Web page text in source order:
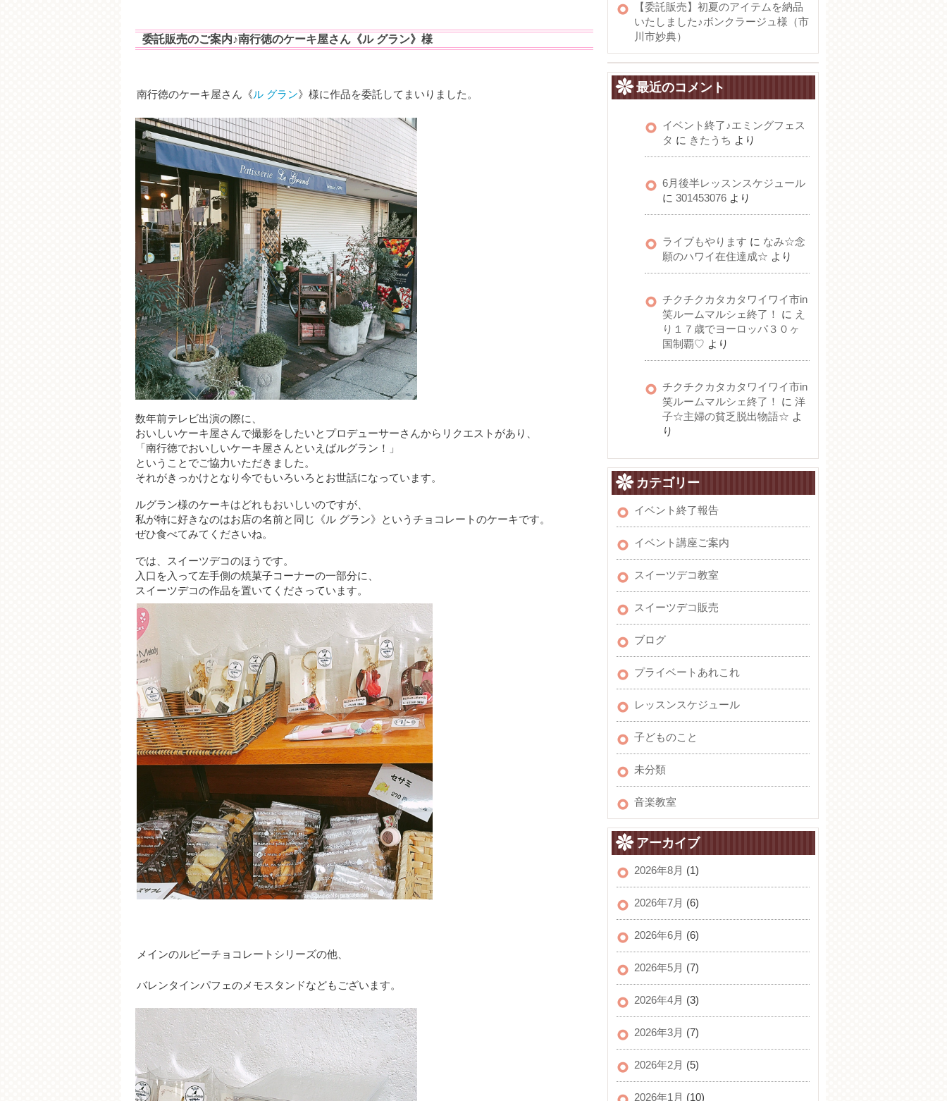
委託販売のご案内♪南行徳のケーキ屋さん《ル グラン》様
南行徳のケーキ屋さん《ル グラン》様に作品を委託してまいりました。
数年前テレビ出演の際に、
おいしいケーキ屋さんで撮影をしたいとプロデューサーさんからリクエストがあり、
「南行徳でおいしいケーキ屋さんといえばルグラン！」
ということでご協力いただきました。
それがきっかけとなり今でもいろいろとお世話になっています。
ルグラン様のケーキはどれもおいしいのですが、
私が特に好きなのはお店の名前と同じ《ル グラン》というチョコレートのケーキです。
ぜひ食べてみてくださいね。
では、スイーツデコのほうです。
入口を入って左手側の焼菓子コーナーの一部分に、
スイーツデコの作品を置いてくださっています。
メインのルビーチョコレートシリーズの他、
バレンタインパフェのメモスタンドなどもございます。
【委託販売】初夏のアイテムを納品
いたしました♪ボンクラージュ様（市
川市妙典）
最近のコメント
イベント終了♪エミングフェス
タ に きたうち より
6月後半レッスンスケジュール
に 301453076 より
ライブもやります に なみ☆念
願のハワイ在住達成☆ より
チクチクカタカタワイワイ市in
笑ルームマルシェ終了！
に え
り１７歳でヨーロッパ３０ヶ
国制覇♡ より
チクチクカタカタワイワイ市in
笑ルームマルシェ終了！
に 洋
子☆主婦の貧乏脱出物語☆ よ
り
カテゴリー
イベント終了報告
イベント講座ご案内
スイーツデコ教室
スイーツデコ販売
ブログ
プライベートあれこれ
レッスンスケジュール
子どものこと
未分類
音楽教室
アーカイブ
2026年8月 (1)
2026年7月 (6)
2026年6月 (6)
2026年5月 (7)
2026年4月 (3)
2026年3月 (7)
2026年2月 (5)
2026年1月 (10)